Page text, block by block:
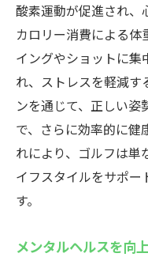
酸素運動が促進され、
カロリー消費による体
イングやショットに集
れ、ストレスを軽減す
ンを通じて、正しい姿
で、さらに効率的に健
れにより、ゴルフは単
イフスタイルをサポー
す。
メンタルヘルスを向